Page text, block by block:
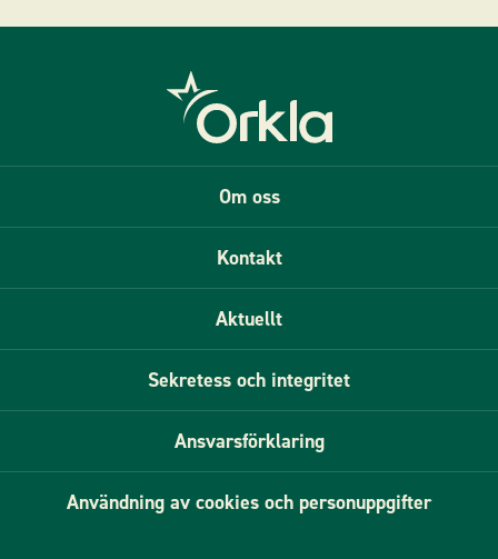
Om oss
Kontakt
Aktuellt
Sekretess och integritet
Ansvarsförklaring
Användning av cookies och personuppgifter